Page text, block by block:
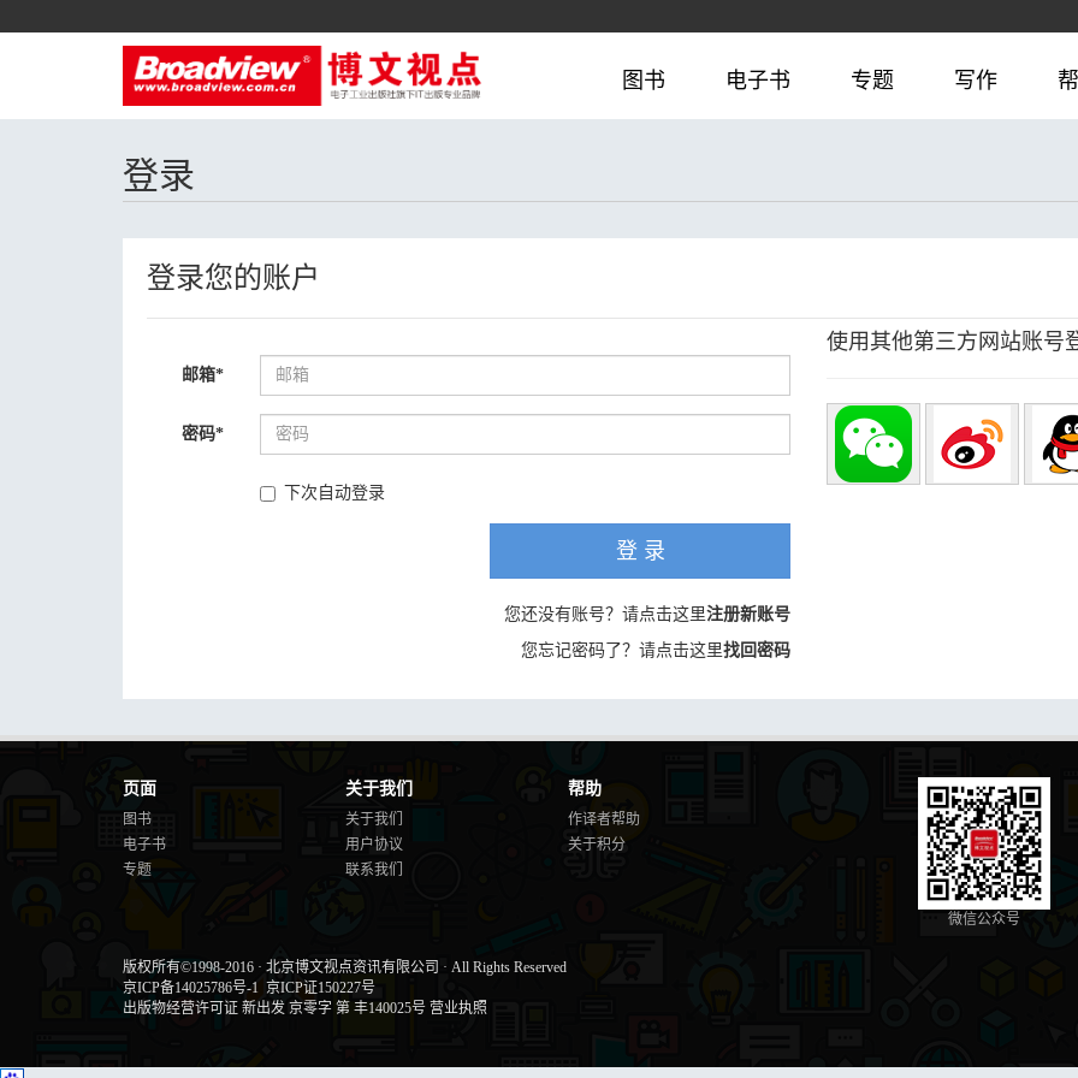
图书 电子书 专题 写作
登录
登录您的账户
邮箱*
密码*
下次自动登录
登 录
您还没有账号？请点击这里注册新账号
您忘记密码了？请点击这里找回密码
使用其他第三方网站账号
页面
图书
电子书
专题
关于我们
关于我们
用户协议
联系我们
帮助
作译者帮助
关于积分
微信公众号
版权所有©1998-2016 · 北京博文视点资讯有限公司 · All Rights Reserved
京ICP备14025786号-1 京ICP证150227号
出版物经营许可证 新出发 京零字 第 丰140025号 营业执照